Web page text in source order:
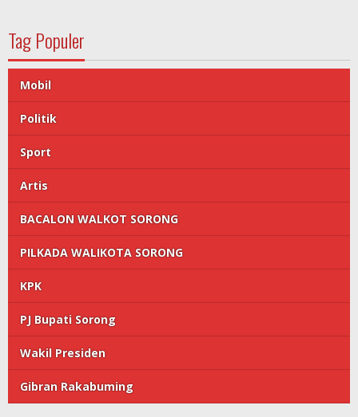
Tag Populer
Mobil
Politik
Sport
Artis
BACALON WALKOT SORONG
PILKADA WALIKOTA SORONG
KPK
PJ Bupati Sorong
Wakil Presiden
Gibran Rakabuming